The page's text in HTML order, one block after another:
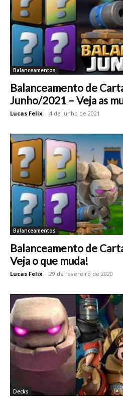
Balanceamentos
Balanceamento de
Junho/2021 – Veja as
Lucas Felix - 4 de junho de 2021
Balanceamentos
Balanceamento de
Veja o que muda!
Lucas Felix - 29 de fevereiro de 2020
Decks